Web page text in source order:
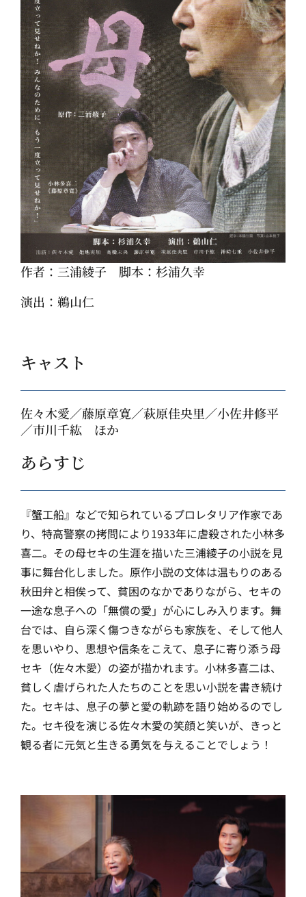
作者：三浦綾子 脚本：杉浦久幸
演出：鵜山仁
キャスト
佐々木愛／藤原章寛／萩原佳央里／小佐井修平
／市川千紘 ほか
あらすじ
『蟹工船』などで知られているプロレタリア作家であ
り、特高警察の拷問により1933年に虐殺された小林多
喜二。その母セキの生涯を描いた三浦綾子の小説を見
事に舞台化しました。原作小説の文体は温もりのある
秋田弁と相俟って、貧困のなかでありながら、セキの
一途な息子への「無償の愛」が心にしみ入ります。舞
台では、自ら深く傷つきながらも家族を、そして他人
を思いやり、思想や信条をこえて、息子に寄り添う母
セキ（佐々木愛）の姿が描かれます。小林多喜二は、
貧しく虐げられた人たちのことを思い小説を書き続け
た。セキは、息子の夢と愛の軌跡を語り始めるのでし
た。セキ役を演じる佐々木愛の笑顔と笑いが、きっと
観る者に元気と生きる勇気を与えることでしょう！